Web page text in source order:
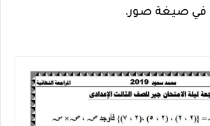
في صيغة صور.